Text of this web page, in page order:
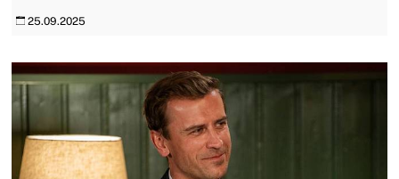
25.09.2025